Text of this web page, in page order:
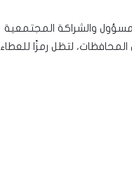
والشراكة المجتمعية
لتظل رمزًا للعطاء